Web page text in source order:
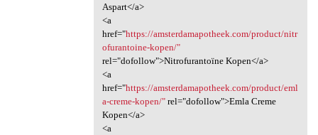
Aspart</a>
<a
href="https://amsterdamapotheek.com/product/nitr
ofurantoine-kopen/"
rel="dofollow">Nitrofurantoïne Kopen</a>
<a
href="https://amsterdamapotheek.com/product/eml
a-creme-kopen/"rel="dofollow">Emla Creme
Kopen</a>
<a